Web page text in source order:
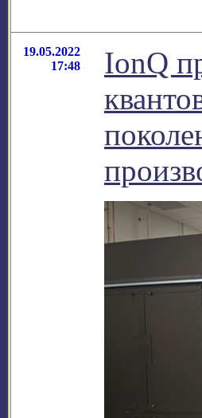
19.05.2022
17:48
IonQ